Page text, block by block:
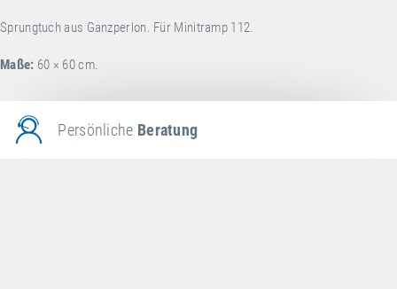
Sprungtuch aus Ganzperlon. Für Minitramp 112.
Maße: 60 × 60 cm.
Persönliche Beratung